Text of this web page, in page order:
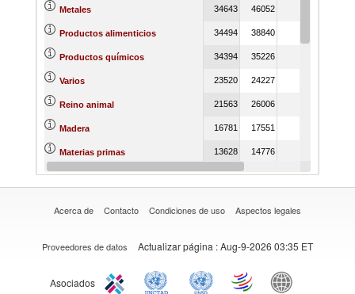
Metales 34643 46052
Productos alimenticios 34494 38840
Productos químicos 34394 35226
Varios 23520 24227
Reino animal 21563 26006
Madera 16781 17551
Materias primas 13628 14776
Transporte 12105 14831
Acerca de Contacto Condiciones de uso Aspectos legales
Proveedores de datos Actualizar página : Aug-9-2026 03:35 ET
Asociados